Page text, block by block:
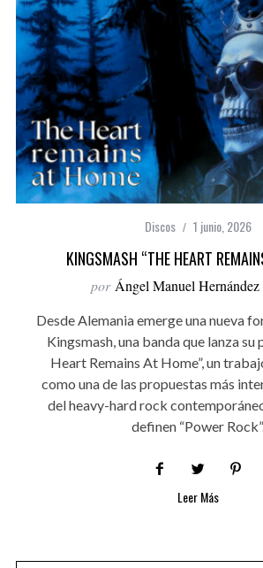
Discos 1 junio, 2026
KINGSMASH “THE HEART
por Ángel Manuel
Desde Alemania emerge una nueva
Kingsmash, una banda que lanza su
Heart Remains At Home”, un
como una de las propuestas más
del heavy-hard rock
definen “Power
Leer Más